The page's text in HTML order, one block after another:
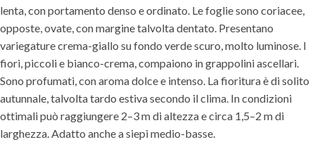
lenta, con portamento denso e ordinato. Le foglie sono coriacee,
opposte, ovate, con margine talvolta dentato. Presentano
variegature crema-giallo su fondo verde scuro, molto luminose. I
fiori, piccoli e bianco-crema, compaiono in grappolini ascellari.
Sono profumati, con aroma dolce e intenso. La fioritura è di solito
autunnale, talvolta tardo estiva secondo il clima. In condizioni
ottimali può raggiungere 2–3 m di altezza e circa 1,5–2 m di
larghezza. Adatto anche a siepi medio-basse.